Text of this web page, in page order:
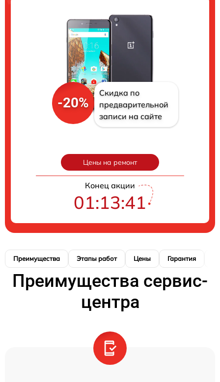
-20%
Скидка по
предварительной
записи на сайте
Цены на ремонт
Конец акции
01:13:40
Преимущества Этапы работ Цены Гарантия
Преимущества сервис-
центра